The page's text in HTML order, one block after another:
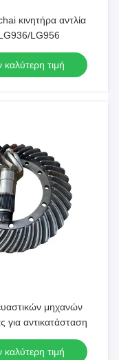
κινητήρα αντλία
LG956
καλύτερη τιμή
μηχανών
για αντικατάσταση
καλύτερη τιμή